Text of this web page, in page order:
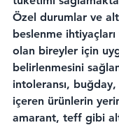
Özel durumlar ve
beslenme ihtiyaçları
olan bireyler için
belirlenmesini
intoleransı,
içeren ürünlerin
amarant, teff gibi